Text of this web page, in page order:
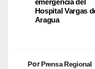
Hospital Vargas
Aragua
PorPrensa Regional